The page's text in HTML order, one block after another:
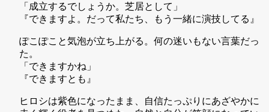
「成立するでしょうか。芝居として」
『できますよ。だって私たち、もう一緒に演技してる』
ぽこぽこと気泡が立ち上がる。何の迷いもない言葉だっ
た。
「できますかね」
『できますとも』
ヒロシは紫色になったまま、自信たっぷりにあざやかに